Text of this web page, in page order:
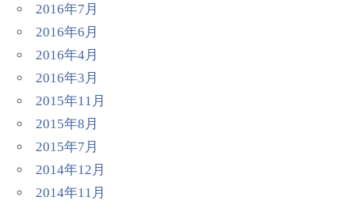
2016年7月
2016年6月
2016年4月
2016年3月
2015年11月
2015年8月
2015年7月
2014年12月
2014年11月